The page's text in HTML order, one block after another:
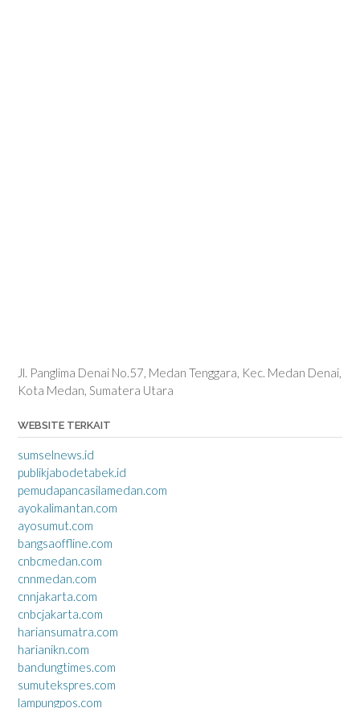
Jl. Panglima Denai No.57, Medan Tenggara, Kec. Medan Denai,
Kota Medan, Sumatera Utara
WEBSITE TERKAIT
sumselnews.id
publikjabodetabek.id
pemudapancasilamedan.com
ayokalimantan.com
ayosumut.com
bangsaoffline.com
cnbcmedan.com
cnnmedan.com
cnnjakarta.com
cnbcjakarta.com
hariansumatra.com
harianikn.com
bandungtimes.com
sumutekspres.com
lampungpos.com